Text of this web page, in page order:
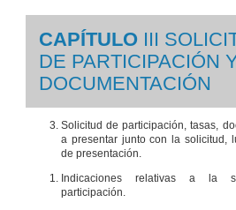
CAPÍTULO III
DE PARTICIPACIÓN
DOCUMENTACIÓN
Solicitud de participación, tasas,
a presentar junto con la solicitud,
de presentación.
Indicaciones relativas a la
participación.